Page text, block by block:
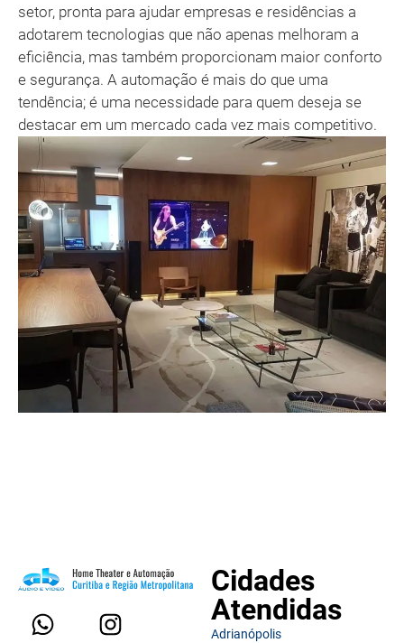
setor, pronta para ajudar empresas e residências a
adotarem tecnologias que não apenas melhoram a
eficiência, mas também proporcionam maior conforto
e segurança. A automação é mais do que uma
tendência; é uma necessidade para quem deseja se
destacar em um mercado cada vez mais competitivo.
Cidades
Atendidas
Adrianópolis